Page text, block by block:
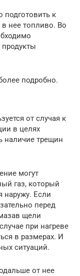
подготовить к
в нее топливо. Во
подробно.
от случая к
в целях
наличие трещин
могут
газ, который
наружу. Если
перед
щели
при нагреве
в размерах. И
ситуаций.
от нее